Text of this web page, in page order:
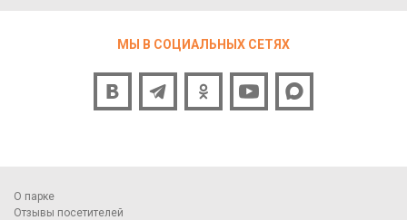
МЫ В СОЦИАЛЬНЫХ СЕТЯХ
О парке
Отзывы посетителей